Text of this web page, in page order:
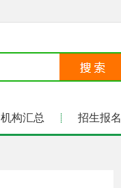
机构汇总 招生报名